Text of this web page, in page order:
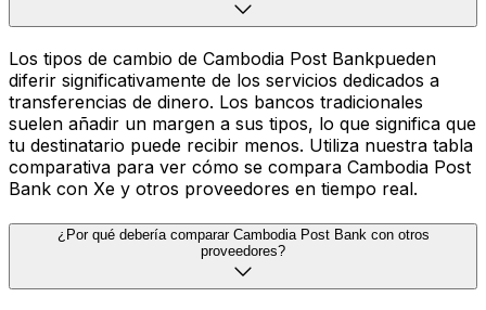
Los tipos de cambio de Cambodia Post Bankpueden
diferir significativamente de los servicios dedicados a
transferencias de dinero. Los bancos tradicionales
suelen añadir un margen a sus tipos, lo que significa que
tu destinatario puede recibir menos. Utiliza nuestra tabla
comparativa para ver cómo se compara Cambodia Post
Bank con Xe y otros proveedores en tiempo real.
¿Por qué debería comparar Cambodia Post Bank con otros
proveedores?